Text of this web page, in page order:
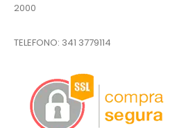
2000
TELEFONO: 341 3779114